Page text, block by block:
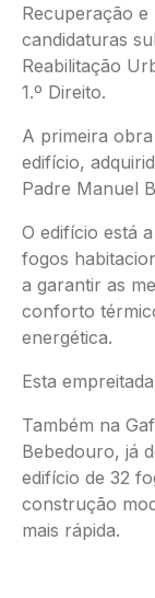
Recuperação e
candidaturas
Reabilitação
1.º Direito.
A primeira
edifício,
Padre Manuel
O edifício está
fogos
a garantir as
conforto
energética.
Esta
Também na
Bebedouro, já
edifício de 32
construção
mais rápida.